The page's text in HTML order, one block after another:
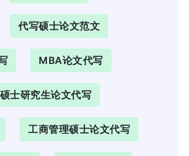
代写硕士论文范文
MBA论文代写
硕士研究生论文代写
工商管理硕士论文代写